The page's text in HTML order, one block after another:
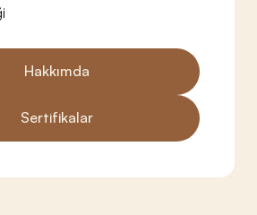
Hakkımda
Sertifikalar